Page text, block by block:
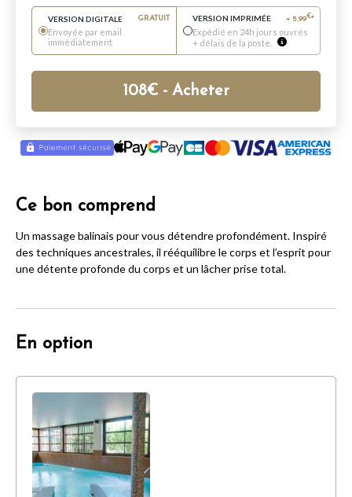
VERSION DIGITALE GRATUIT
Envoyée par email
immédiatement
VERSION IMPRIMÉE + 5.99€*
Expédié en 24h jours ouvrés
+ délais de la poste.
108€ - Acheter
Ce bon comprend
Un massage balinais pour vous détendre profondément. Inspiré
des techniques ancestrales, il rééquilibre le corps et l’esprit pour
une détente profonde du corps et un lâcher prise total.
En option